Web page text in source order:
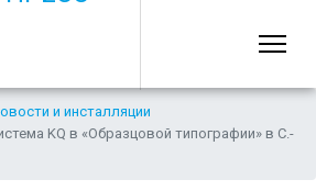
и инсталляции
KQ в «Образцовой типографии» в С.-